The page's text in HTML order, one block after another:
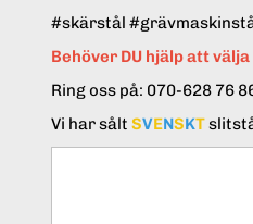
#skärstål
Behöver DU hjälp att
Ring oss på: 070-628 76
Vi har sålt SVENSKT